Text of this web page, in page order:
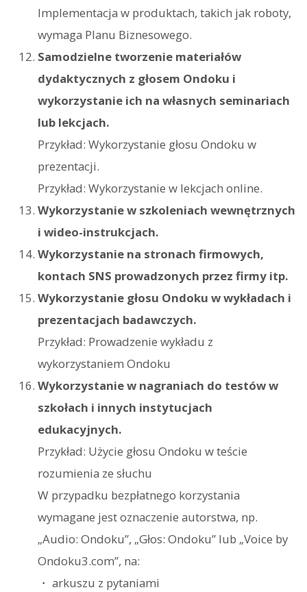
Implementacja w produktach, takich jak roboty,
wymaga Planu Biznesowego.
Samodzielne tworzenie materiałów
dydaktycznych z głosem Ondoku i
wykorzystanie ich na własnych seminariach
lub lekcjach.
Przykład: Wykorzystanie głosu Ondoku w
prezentacji.
Przykład: Wykorzystanie w lekcjach online.
Wykorzystanie w szkoleniach wewnętrznych
i wideo-instrukcjach.
Wykorzystanie na stronach firmowych,
kontach SNS prowadzonych przez firmy itp.
Wykorzystanie głosu Ondoku w wykładach i
prezentacjach badawczych.
Przykład: Prowadzenie wykładu z
wykorzystaniem Ondoku
Wykorzystanie w nagraniach do testów w
szkołach i innych instytucjach
edukacyjnych.
Przykład: Użycie głosu Ondoku w teście
rozumienia ze słuchu
W przypadku bezpłatnego korzystania
wymagane jest oznaczenie autorstwa, np.
„Audio: Ondoku”, „Głos: Ondoku” lub „Voice by
Ondoku3.com”, na:
・ arkuszu z pytaniami